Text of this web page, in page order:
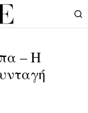
– Η